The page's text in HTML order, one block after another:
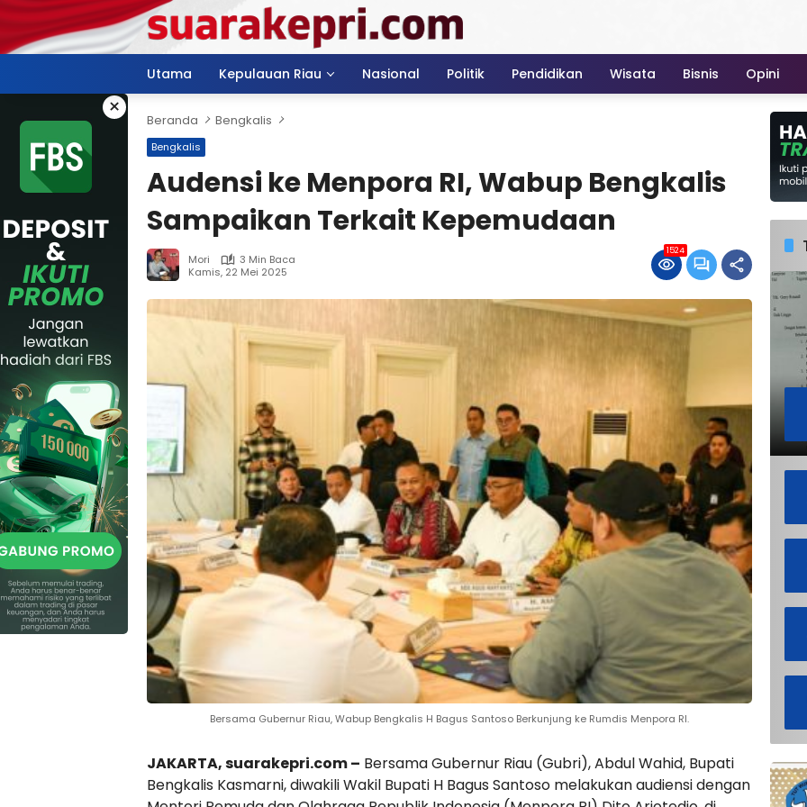
Langsung
konten
Utama
Kepulauan Riau Nasional Politik Pendidikan Wisata Bisnis Opini
× Beranda Bengkalis
Bengkalis
Audensi ke Menpora RI, Wabup Bengkalis
Sampaikan Terkait Kepemudaan
Mori
3 Min Baca
Kamis, 22 Mei 2025
1524
Bersama Gubernur Riau, Wabup Bengkalis H Bagus Santoso Berkunjung ke Rumdis Menpora RI.
JAKARTA, suarakepri.com – Bersama Gubernur Riau (Gubri), Abdul Wahid, Bupati
Bengkalis Kasmarni, diwakili Wakil Bupati H Bagus Santoso melakukan audiensi dengan